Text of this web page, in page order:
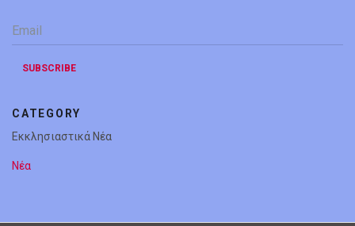
Email
*
SUBSCRIBE
CATEGORY
Εκκλησιαστικά Νέα
Νέα